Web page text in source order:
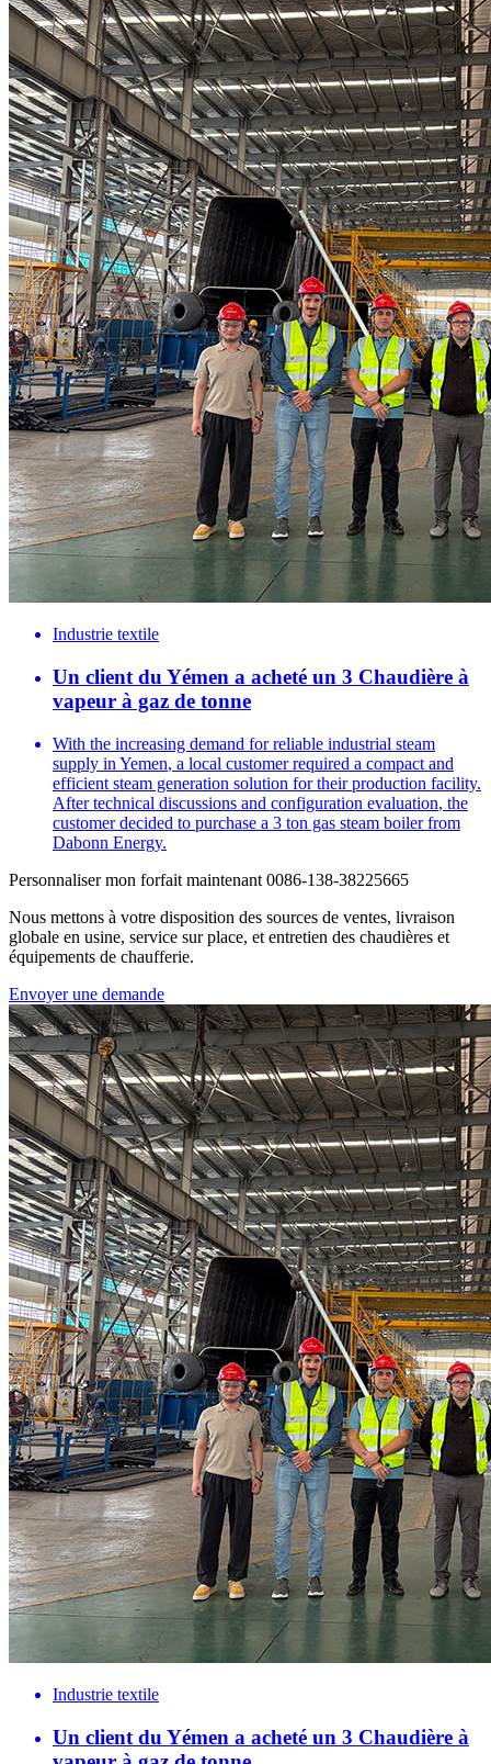
Industrie textile
Un client du Yémen a acheté un 3 Chaudière à
vapeur à gaz de tonne
With the increasing demand for reliable industrial steam
supply in Yemen, a local customer required a compact and
efficient steam generation solution for their production facility.
After technical discussions and configuration evaluation, the
customer decided to purchase a 3 ton gas steam boiler from
Dabonn Energy.
Personnaliser mon forfait maintenant 0086-138-38225665
Nous mettons à votre disposition des sources de ventes, livraison
globale en usine, service sur place, et entretien des chaudières et
équipements de chaufferie.
Envoyer une demande
Industrie textile
Un client du Yémen a acheté un 3 Chaudière à